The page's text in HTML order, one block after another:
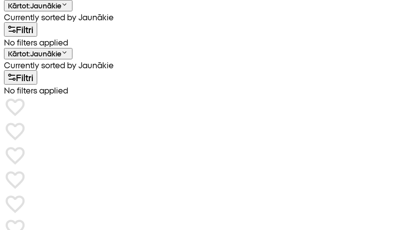
Kārtot:Jaunākie
Currently sorted by Jaunākie
Filtri
No filters applied
Kārtot:Jaunākie
Currently sorted by Jaunākie
Filtri
No filters applied